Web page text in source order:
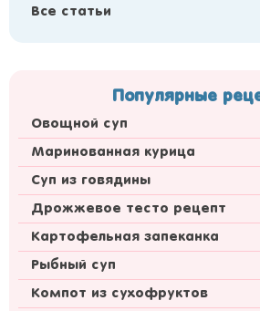
Все статьи
Популярные
Овощной суп
Маринованная курица
Суп из говядины
Дрожжевое тесто рецепт
Картофельная запеканка
Рыбный суп
Компот из сухофруктов